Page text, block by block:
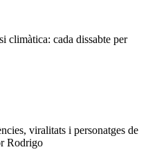
climàtica: cada dissabte per
viralitats i personatges de
Rodrigo